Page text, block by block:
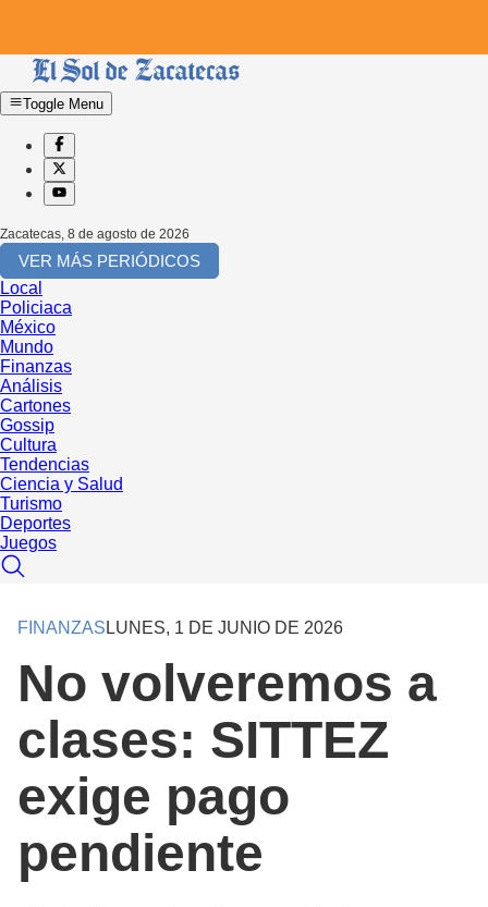
Toggle Menu
Zacatecas, 8 de agosto de 2026
VER MÁS PERIÓDICOS
Local
Policiaca
México
Mundo
Finanzas
Análisis
Cartones
Gossip
Cultura
Tendencias
Ciencia y Salud
Turismo
Deportes
Juegos
FINANZAS LUNES, 1 DE JUNIO DE 2026
No volveremos a
clases: SITTEZ
exige pago
pendiente